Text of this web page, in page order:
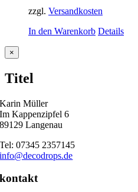
zzgl. Versandkosten
In den Warenkorb Details
Close
product
view
×
Titel
Karin Müller
Im Kappenzipfel 6
89129 Langenau
Tel: 07345 2357145
info@decodrops.de
kontakt